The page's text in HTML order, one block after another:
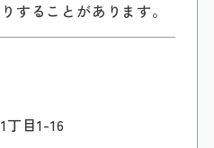
することがあります。
目1-16